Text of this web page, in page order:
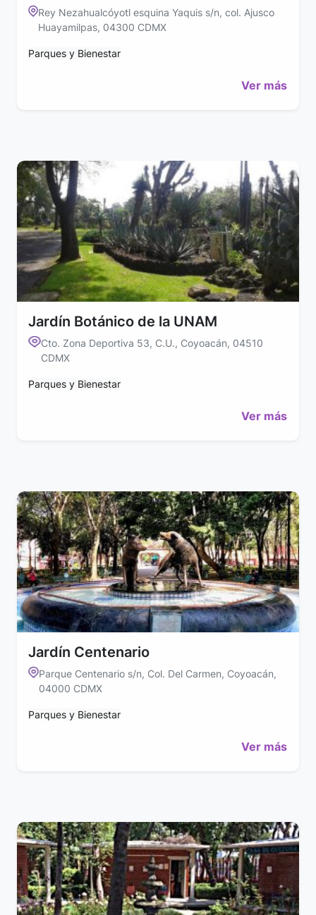
Rey Nezahualcóyotl esquina Yaquis s/n, col. Ajusco
Huayamilpas, 04300 CDMX
Parques y Bienestar
Ver más
Jardín Botánico de la UNAM
Cto. Zona Deportiva 53, C.U., Coyoacán, 04510
CDMX
Parques y Bienestar
Ver más
Jardín Centenario
Parque Centenario s/n, Col. Del Carmen, Coyoacán,
04000 CDMX
Parques y Bienestar
Ver más